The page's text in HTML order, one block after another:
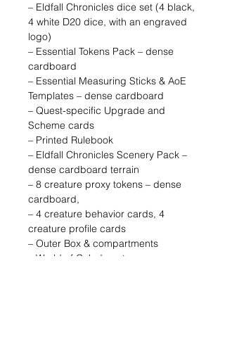
– Eldfall Chronicles dice set (4 black,
4 white D20 dice, with an engraved
logo)
– Essential Tokens Pack – dense
cardboard
– Essential Measuring Sticks & AoE
Templates – dense cardboard
– Quest-specific Upgrade and
Scheme cards
– Printed Rulebook
– Eldfall Chronicles Scenery Pack –
dense cardboard terrain
– 8 creature proxy tokens – dense
cardboard,
– 4 creature behavior cards, 4
creature profile cards
– Outer Box & compartments
– World of Calad poster